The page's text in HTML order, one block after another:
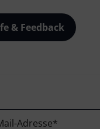
& Feedback
Adresse*